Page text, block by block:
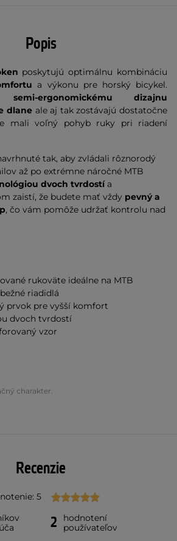
Popis
poskytujú optimálnu kombináciu
a výkonu pre horský bicykel.
semi-ergonomickému dizajnu
dlaneale aj tak zostávajú dostatočne
mali voľný pohyb ruky pri riadení
tak, aby zvládali rôznorodý
až po extrémne náročné MTB
dvoch tvrdostía
zaistí, že budete mať vždy pevný a
, čo vám pomôže udržať kontrolu nad
rukoväte ideálne na MTB
riadidlá
prvok pre vyšší komfort
dvoch tvrdostí
vzor
charakter.
Recenzie
5
2
hodnotení
používateľov